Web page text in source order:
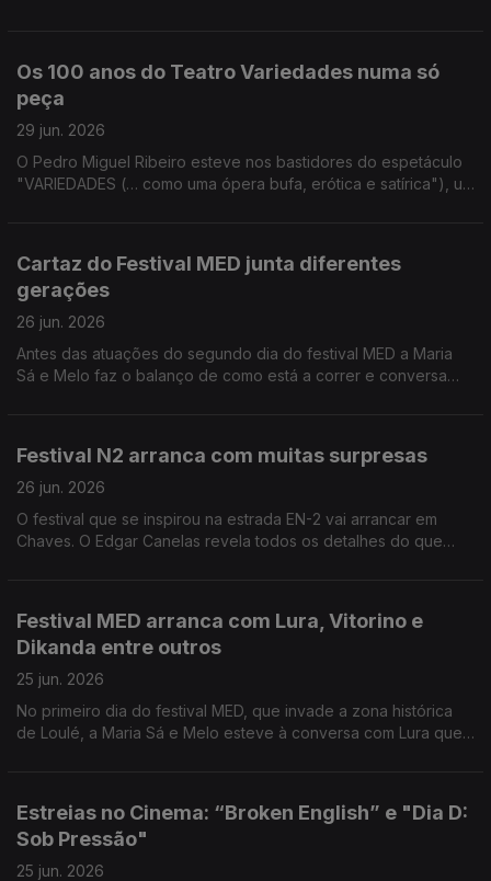
Os 100 anos do Teatro Variedades numa só
peça
29 jun. 2026
O Pedro Miguel Ribeiro esteve nos bastidores do espetáculo
"VARIEDADES (… como uma ópera bufa, erótica e satírica"), um
Cartaz do Festival MED junta diferentes
gerações
26 jun. 2026
Antes das atuações do segundo dia do festival MED a Maria
Sá e Melo faz o balanço de como está a correr e conversa
Festival N2 arranca com muitas surpresas
26 jun. 2026
O festival que se inspirou na estrada EN-2 vai arrancar em
Chaves. O Edgar Canelas revela todos os detalhes do que
Festival MED arranca com Lura, Vitorino e
Dikanda entre outros
25 jun. 2026
No primeiro dia do festival MED, que invade a zona histórica
de Loulé, a Maria Sá e Melo esteve à conversa com Lura que
Estreias no Cinema: “Broken English” e "Dia D:
Sob Pressão"
25 jun. 2026